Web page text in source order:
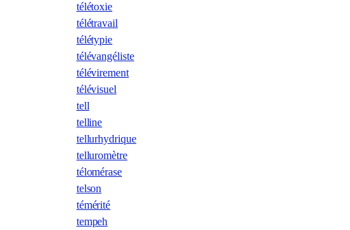
télétoxie
télétravail
télétypie
télévangéliste
télévirement
télévisuel
tell
telline
tellurhydrique
telluromètre
télomérase
telson
témérité
tempeh